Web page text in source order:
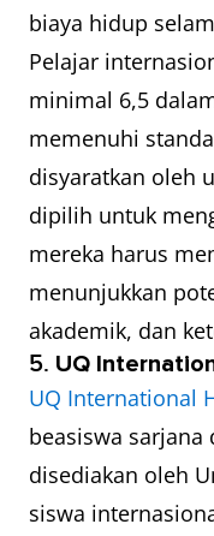
biaya hidup
Pelajar
minimal 6,5
memenuhi
disyaratkan oleh
dipilih untuk
mereka harus
menunjukkan
akademik, dan
5. UQ
UQ International
beasiswa sarjana
disediakan oleh
siswa